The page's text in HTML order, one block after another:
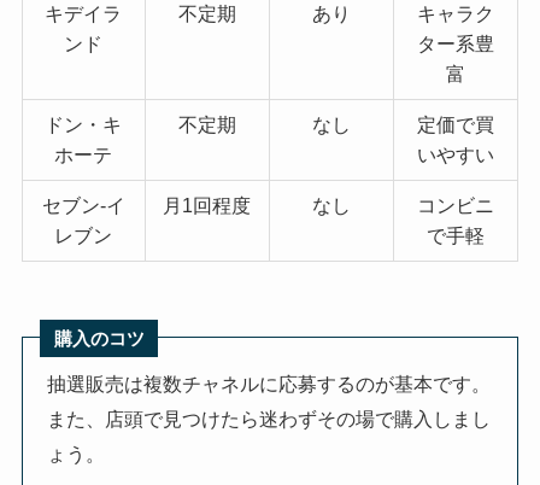
キデイラ
ンド
不定期 あり
キャラク
ター系豊
富
ドン・キ
ホーテ
不定期 なし
定価で買
いやすい
セブン-イ
レブン
月1回程度 なし
コンビニ
で手軽
購入のコツ
抽選販売は複数チャネルに応募するのが基本です。
また、店頭で見つけたら迷わずその場で購入しまし
ょう。